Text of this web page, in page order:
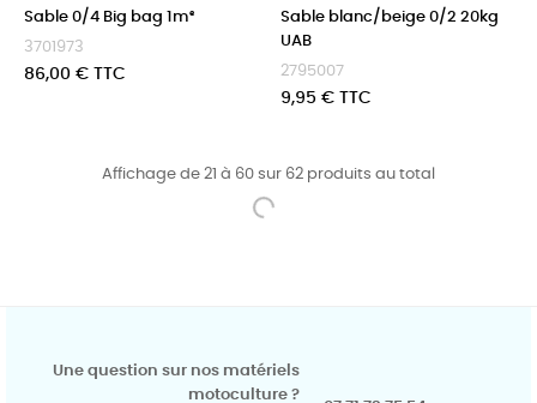
Sable 0/4 Big bag 1m³
3701973
Prix
86,00 € TTC
Sable blanc/beige 0/2 20kg
UAB
2795007
Prix
9,95 € TTC
Affichage de 21 à 60 sur 62 produits au total
Une question sur nos matériels
motoculture ?